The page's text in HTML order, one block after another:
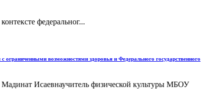
федеральног...
ограниченными возможностями здоровья и Федерального государственного
Исаевнаучитель физической культуры МБОУ